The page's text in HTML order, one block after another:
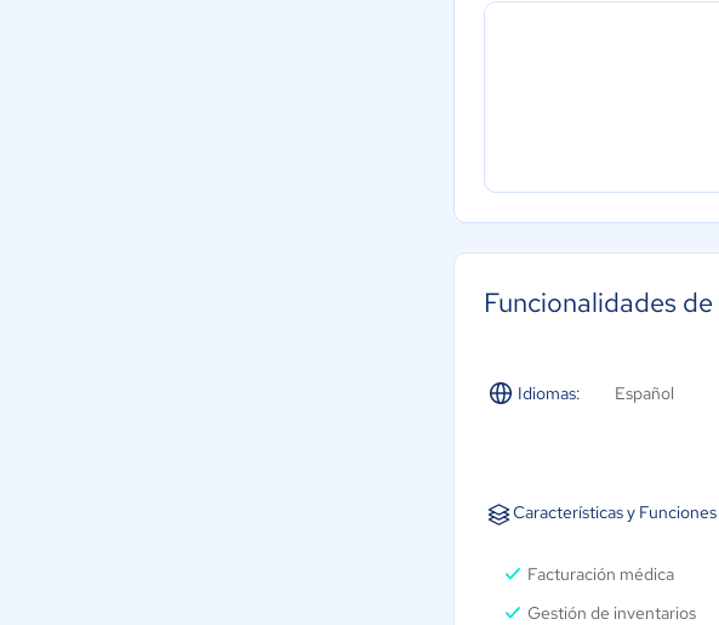
Funcionalidades
Idiomas: Español
Características y
Facturación médica
Gestión de inventarios